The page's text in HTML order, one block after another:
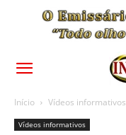
Início Vídeos informativos
Vídeos informativos